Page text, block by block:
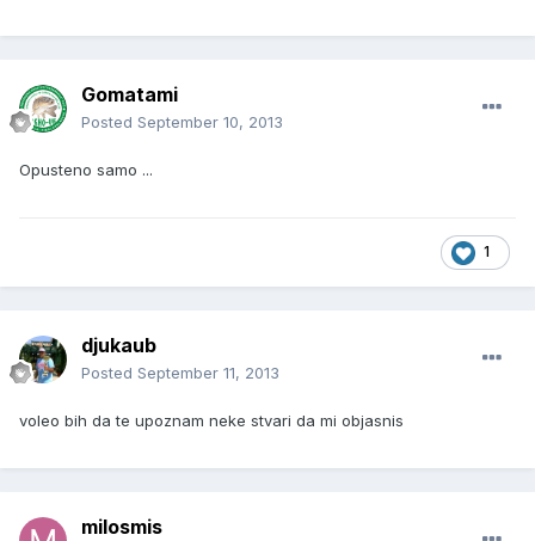
Gomatami
Posted September 10, 2013
Opusteno samo ...
1
djukaub
Posted September 11, 2013
voleo bih da te upoznam neke stvari da mi objasnis
milosmis